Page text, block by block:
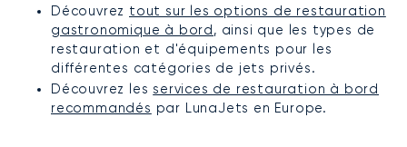
Découvrez tout sur les options de restauration
gastronomique à bord , ainsi que les types de
restauration et d'équipements pour les
différentes catégories de jets privés.
Découvrez les services de restauration à bord
recommandés par LunaJets en Europe.